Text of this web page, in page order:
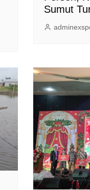
Sumut